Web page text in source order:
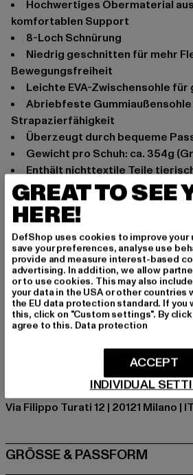
hochwertiges Obermaterial aus weichem Leder für
komfortablen Support
8-Loch Schnürung
niedrig geschnitten für mehr Flexibilität und
Bewegungsfreiheit
leichte EVA-Zwischensohle
abriebfeste Gummiaußensohle für langlebige
Strapazierfähigkeit
überzeugt durch bequeme
Gewicht pro Schuh: ca. 354g
Enthält nichttextile Teile
Anlass: Alltag, Sportlich
Schafthöhe: Low Top
Marke: Reebok
Kat.: Sneakers
Farbe: weiß
Hersteller Farbe: white
Obermaterial: Leder
Innenfutter: Textil
Hinweis: Enthält nichttextile Teile
Hersteller: New Guards Group Beta
nggbeta@cert.studiopirola.com
Via Filippo Turati 12 | 20121 Milano | IT
GRÖSSE & PASSFORM
GREAT TO SEE
HERE!
DefShop uses cookies to improve your
save your preferences, analyse use
provide and measure interest-based
advertising. In addition, we allow
or to use cookies. This may also
your data in the USA or other countries
the EU data protection standard. If you
this, click on "Custom settings". By
agree to this. Data protection
INDIVIDUAL
ACCEPT